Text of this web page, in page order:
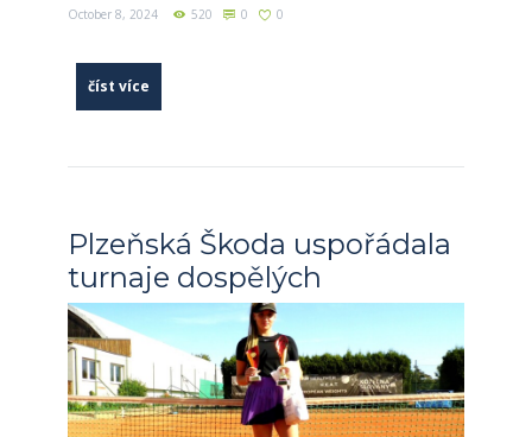
October 8, 2024 520 0 0
číst více
Plzeňská Škoda uspořádala
turnaje dospělých